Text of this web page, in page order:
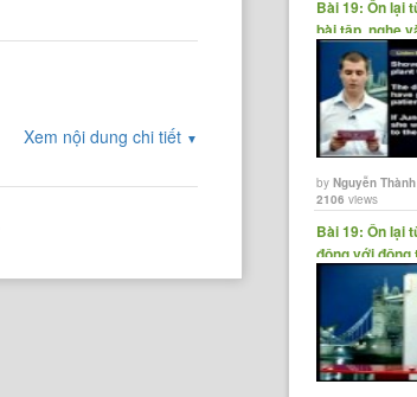
Xem nội dung chi tiết ▼
Bài 19: Ôn lại
bài tập, nghe
byNguyễn
2106 views
Bài 19: Ôn lại
động với động